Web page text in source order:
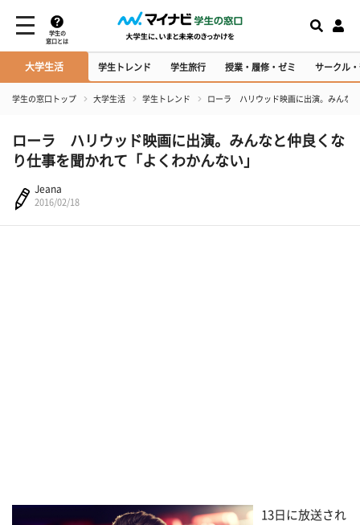
学生の
窓口とは
大学生活 学生トレンド 学生旅行 授業・履修・ゼミ サークル
学生の窓口トップ 大学生活 学生トレンド ローラ ハリウッド映画に出演。みんな
ローラ ハリウッド映画に出演。みんなと仲良くな
り仕事を聞かれて「よくわかんない」
Jeana
2016/02/18
13日に放送され